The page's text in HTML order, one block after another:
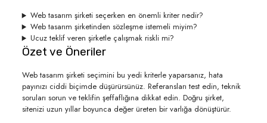
Web tasarım şirketi seçerken en önemli kriter nedir?
Web tasarım şirketinden sözleşme istemeli miyim?
Ucuz teklif veren şirketle çalışmak riskli mi?
Özet ve Öneriler
Web tasarım şirketi seçimini bu yedi kriterle yaparsanız, hata
payınızı ciddi biçimde düşürürsünüz. Referansları test edin, teknik
soruları sorun ve teklifin şeffaflığına dikkat edin. Doğru şirket,
sitenizi uzun yıllar boyunca değer üreten bir varlığa dönüştürür.